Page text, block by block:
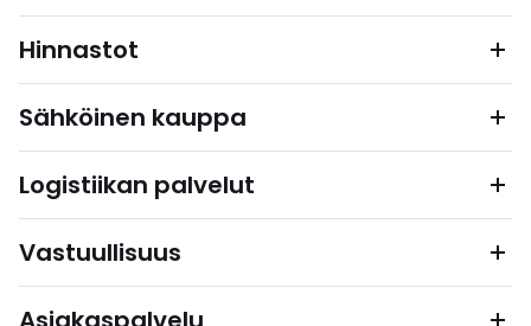
Hinnastot
Sähköinen kauppa
Logistiikan palvelut
Vastuullisuus